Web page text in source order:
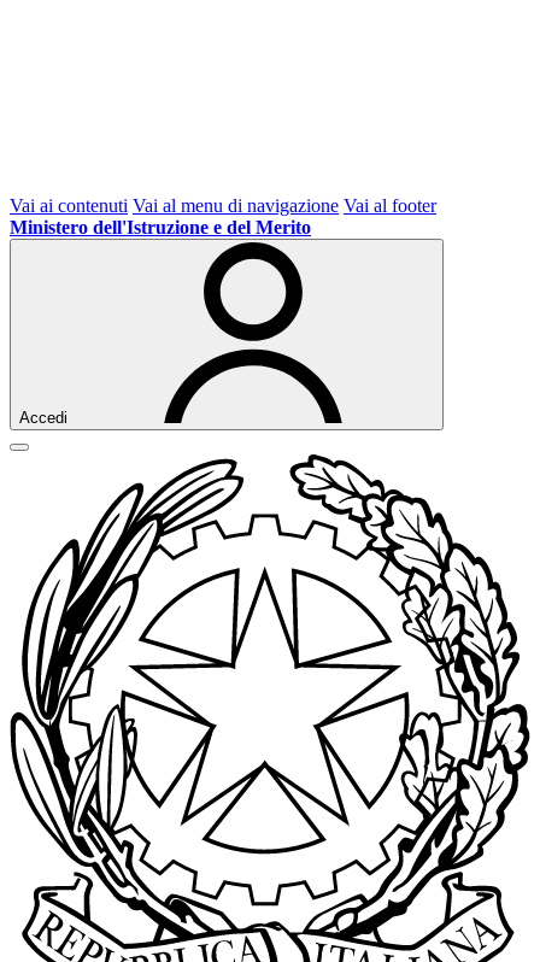
Vai ai contenuti Vai al menu di navigazione Vai al footer
Ministero dell'Istruzione e del Merito
Accedi